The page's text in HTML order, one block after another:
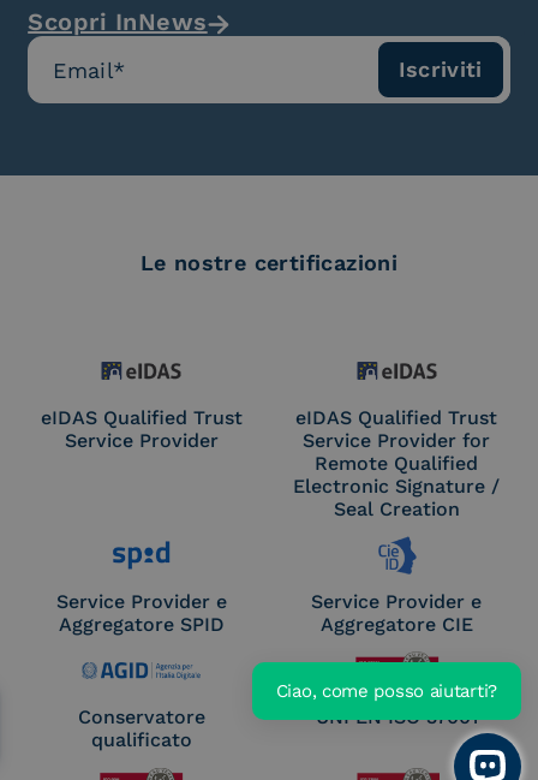
Scopri InNews
Le nostre certificazioni
eIDAS Qualified Trust
Service Provider
eIDAS Qualified Trust
Service Provider for
Remote Qualified
Electronic Signature /
Seal Creation
Service Provider e
Aggregatore SPID
Service Provider e
Aggregatore CIE
Conservatore
qualificato
UNI EN ISO 37001
l'e-Book gratuito
Ciao, come posso aiutarti?